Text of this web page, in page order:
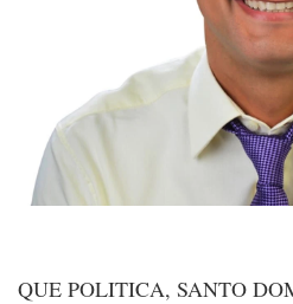
QUE POLITICA, SANTO